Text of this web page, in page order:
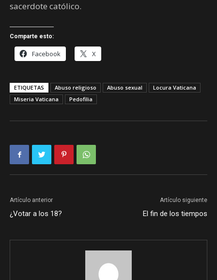
sacerdote católico.
Comparte esto:
Facebook X
ETIQUETAS Abuso religioso Abuso sexual
Locura Vaticana
Miseria Vaticana
Pedofilia
Artículo anterior
¿Votar a los 18?
Artículo siguiente
El fin de los tiempos